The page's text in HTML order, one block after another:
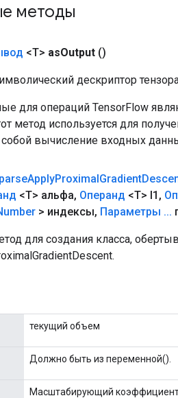
методы
<T> asOutput ()
дескриптор
для операций TensorFlow
метод используется для
собой вычисление входных
ApplyProximalGradient
<T> альфа, Операнд <T> l1 ,
> индексы, Параметры ...
для создания класса,
текущий объем
Должно быть из переменной().
Масштабирующий